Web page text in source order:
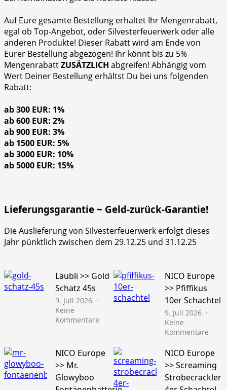
Auf Eure gesamte Bestellung erhaltet Ihr Mengenrabatt,
egal ob Top-Angebot, oder Silvesterfeuerwerk oder alle
anderen Produkte! Dieser Rabatt wird am Ende von
Eurer Bestellung abgezogen! Ihr könnt bis zu 5%
MengenrabattZUSÄTZLICH abgreifen! Abhängig vom
Wert Deiner Bestellung erhältst Du bei uns folgenden
Rabatt:
ab 300 EUR: 1%
ab 600 EUR: 2%
ab 900 EUR: 3%
ab 1500 EUR: 5%
ab 3000 EUR: 10%
ab 5000 EUR: 15%
Lieferungsgarantie ~ Geld-zurück-Garantie!
Die Auslieferung von Silvesterfeuerwerk erfolgt dieses
Jahr pünktlich zwischen dem 29.12.25 und 31.12.25
Läubli >> Gold
Schatz 45s
9. Juli 2026
Keine
Kommentare
Gold
Schatz
NICO Europe
>> Pfiffikus
10er Schachtel
9. Juli 2026
Keine
Kommentare
10er
NICO Europe
>> Mr.
Glowyboo
NICO Europe
>> Screaming
Strobecrackler